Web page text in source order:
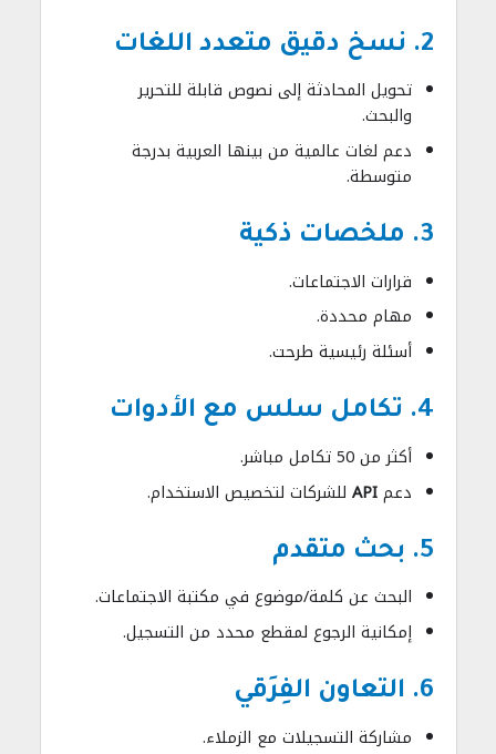
2. نسخ دقيق متعدد اللغات
تحويل المحادثة إلى نصوص قابلة للتحرير
والبحث.
دعم لغات عالمية من بينها العربية بدرجة
متوسطة.
3. ملخصات ذكية
قرارات الاجتماعات.
مهام محددة.
أسئلة رئيسية طرحت.
4. تكامل سلس مع الأدوات
أكثر من 50 تكامل مباشر.
دعمAPI للشركات لتخصيص الاستخدام.
5. بحث متقدم
البحث عن كلمة/موضوع في مكتبة الاجتماعات.
إمكانية الرجوع لمقطع محدد من التسجيل.
6. التعاون الفِرَقي
مشاركة التسجيلات مع الزملاء.